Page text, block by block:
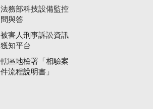
法務部科技設備監控
問與答
被害人刑事訴訟資訊
獲知平台
轄區地檢署「相驗案
件流程說明書」